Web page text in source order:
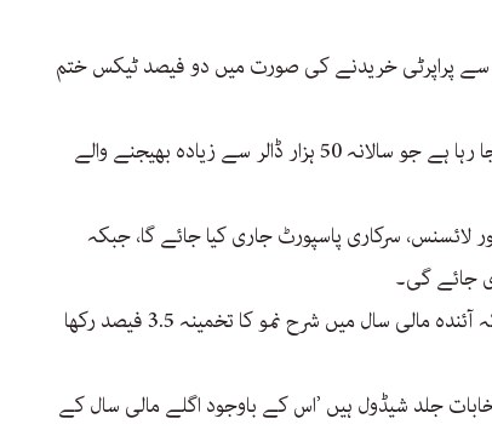
سے پراپرٹی خریدنے کی صورت میں دو فیصد ٹیکس ختم
ترسیلات زر کے لیے ڈائمنڈ کارڈر بنایا جا رہا ہے جو سالانہ 50 ہزار ڈالر سے زیادہ بھیجنے والے
لائسنس، سرکاری پاسپورٹ جاری کیا جائے گا، جبکہ
جائے گی۔
وفاقی وزیر خزانہ اسحاق ڈار نے کہا کہ آئندہ مالی سال میں شرح نمو کا تخمینہ 3.5 فیصد رکھا
جلد شیڈول ہیں ’اس کے باوجود اگلے مالی سال کے